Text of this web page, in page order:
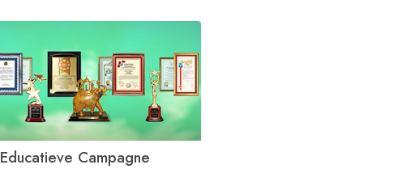
Educatieve Campagne